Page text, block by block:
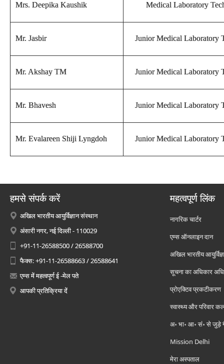
Mrs. Deepika Kaushik Medical Laboratory
Mr. Jasbir Junior Medical Laboratory
Mr. Akshay TM Junior Medical Laboratory
Mr. Bhavesh Junior Medical Laboratory
Mr. Evalareen Shiji Lyngdoh Junior Medical Laboratory
हमसे संपर्क करें
अखिल भारतीय आयुर्विज्ञान संस्थान
अंसारी नगर, नई दिल्ली - 110029
+91-11-26588500 / 26588700
फैक्स: +91-11-26588663 / 26588641
एम्स में महत्वपूर्ण ई -मेल पते
आपकी प्रतिक्रिया दें
महत्वपूर्ण लिंक
नागरिक चार्टर
एम्स ऑनलाइन दान
अखिल भारतीय
सूचना का अधिकार
प्रोएक्टिव प्रकटीकरण
स्वास्थ्य और परिवार
अ॰ भा॰ आ॰ सं॰ से जुड़े
Mission Delhi
मेरा अस्पताल